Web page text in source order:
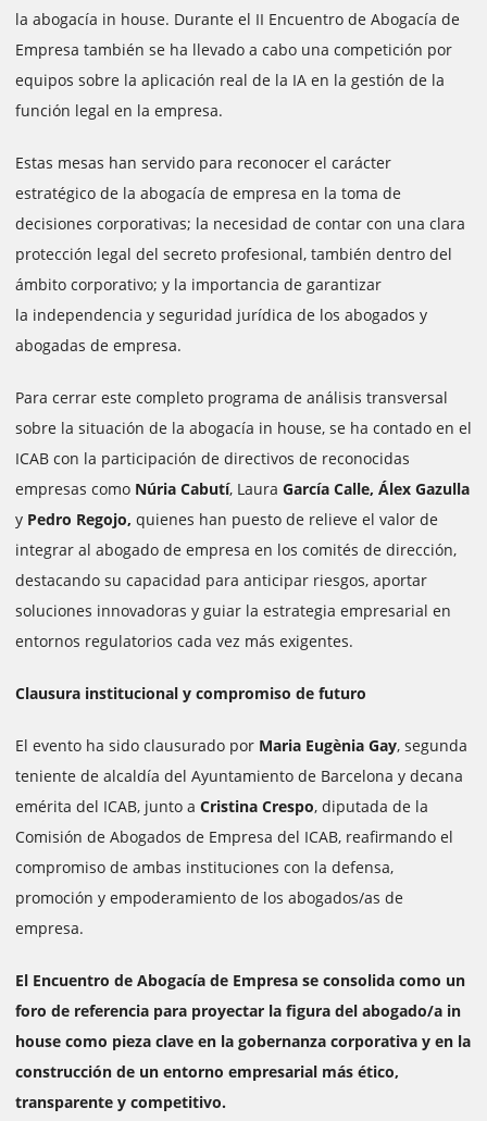
la abogacía in house. Durante el II Encuentro de Abogacía de
Empresa también se ha llevado a cabo una competición por
equipos sobre la aplicación real de la IA en la gestión de la
función legal en la empresa.
Estas mesas han servido para reconocer el carácter
estratégico de la abogacía de empresa en la toma de
decisiones corporativas; la necesidad de contar con una clara
protección legal del secreto profesional, también dentro del
ámbito corporativo; y la importancia de garantizar
la independencia y seguridad jurídica de los abogados y
abogadas de empresa.
Para cerrar este completo programa de análisis transversal
sobre la situación de la abogacía in house, se ha contado en el
ICAB con la participación de directivos de reconocidas
empresas como Núria Cabutí, Laura García Calle, Álex Gazulla
y Pedro Regojo, quienes han puesto de relieve el valor de
integrar al abogado de empresa en los comités de dirección,
destacando su capacidad para anticipar riesgos, aportar
soluciones innovadoras y guiar la estrategia empresarial en
entornos regulatorios cada vez más exigentes.
Clausura institucional y compromiso de futuro
El evento ha sido clausurado por Maria Eugènia Gay, segunda
teniente de alcaldía del Ayuntamiento de Barcelona y decana
emérita del ICAB, junto a Cristina Crespo, diputada de la
Comisión de Abogados de Empresa del ICAB, reafirmando el
compromiso de ambas instituciones con la defensa,
promoción y empoderamiento de los abogados/as de
empresa.
El Encuentro de Abogacía de Empresa se consolida como un
foro de referencia para proyectar la figura del abogado/a in
house como pieza clave en la gobernanza corporativa y en la
construcción de un entorno empresarial más ético,
transparente y competitivo.